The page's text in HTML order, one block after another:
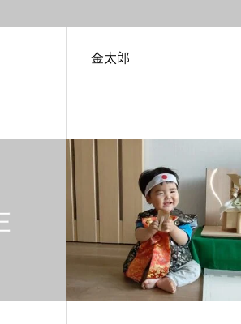
金太郎